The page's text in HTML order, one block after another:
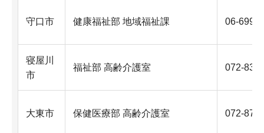
守口市 健康福祉部 地域福祉課 06-
寝屋川
市
福祉部 高齢介護室 072-
大東市 保健医療部 高齢介護室 072-